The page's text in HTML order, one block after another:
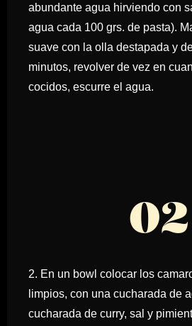
abundante agua hirviendo con
agua cada 100 grs. de pasta).
suave con la olla destapada y
minutos, revolver de vez en
cocidos, escurre el agua.
02
2. En un bowl colocar los
limpios, con una cucharada de
cucharada de curry, sal y